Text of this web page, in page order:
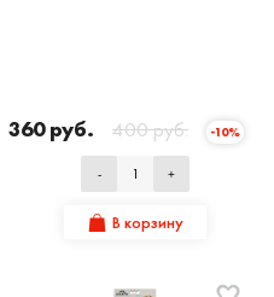
360 руб. 400 руб. -10%
- +
В корзину